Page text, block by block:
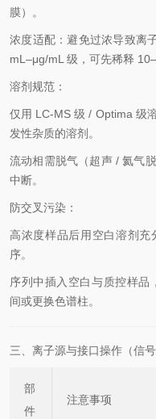
膜）。
浓度适配：避免过浓导致离
mL–μg/mL 级，可先稀释
溶剂规范：
仅用 LC-MS 级 / Optima 级
发性杂质的溶剂。
流动相需脱气（超声 / 氦气
中断。
防交叉污染：
高浓度样品后用空白溶剂充
序。
序列中插入空白与质控样品
间或更换色谱柱。
三、离子源与接口操作（信号
部
件
注意事项